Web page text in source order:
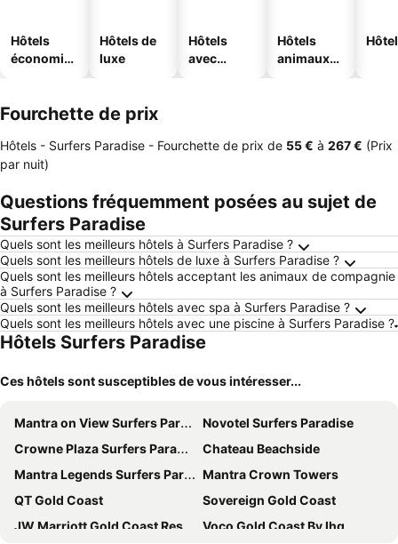
Hôtels
économiq
Hôtels de
luxe
Hôtels
avec
Hôtels
animaux
Fourchette de prix
Hôtels - Surfers Paradise - Fourchette de prix de ‎55 € à ‎267 € (Prix
par nuit)
Questions fréquemment posées au sujet de
Surfers Paradise
Quels sont les meilleurs hôtels à Surfers Paradise ?
Quels sont les meilleurs hôtels de luxe à Surfers Paradise ?
Quels sont les meilleurs hôtels acceptant les animaux de compagnie
à Surfers Paradise ?
Quels sont les meilleurs hôtels avec spa à Surfers Paradise ?
Quels sont les meilleurs hôtels avec une piscine à Surfers Paradise ?
Hôtels Surfers Paradise
Ces hôtels sont susceptibles de vous intéresser...
Mantra on View Surfers Paradise
Novotel Surfers Paradise
Crowne Plaza Surfers Paradise by IHG
Chateau Beachside
Mantra Legends Surfers Paradise
Mantra Crown Towers
QT Gold Coast
Sovereign Gold Coast
JW Marriott Gold Coast Resort & Spa
Voco Gold Coast By Ihg